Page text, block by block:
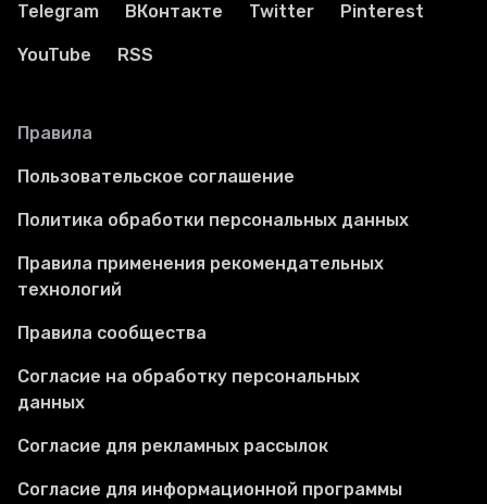
Telegram ВКонтакте Twitter Pinterest
YouTube RSS
Правила
Пользовательское соглашение
Политика обработки персональных данных
Правила применения рекомендательных
технологий
Правила сообщества
Согласие на обработку персональных
данных
Согласие для рекламных рассылок
Согласие для информационной программы